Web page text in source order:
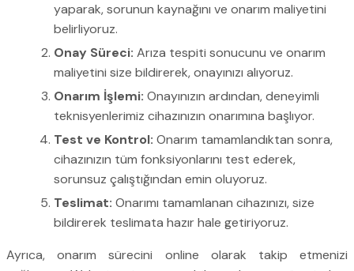
yaparak, sorunun kaynağını ve onarım maliyetini
belirliyoruz.
Onay Süreci: Arıza tespiti sonucunu ve onarım
maliyetini size bildirerek, onayınızı alıyoruz.
Onarım İşlemi: Onayınızın ardından, deneyimli
teknisyenlerimiz cihazınızın onarımına başlıyor.
Test ve Kontrol: Onarım tamamlandıktan sonra,
cihazınızın tüm fonksiyonlarını test ederek,
sorunsuz çalıştığından emin oluyoruz.
Teslimat: Onarımı tamamlanan cihazınızı, size
bildirerek teslimata hazır hale getiriyoruz.
Ayrıca, onarım sürecini online olarak takip etmenizi